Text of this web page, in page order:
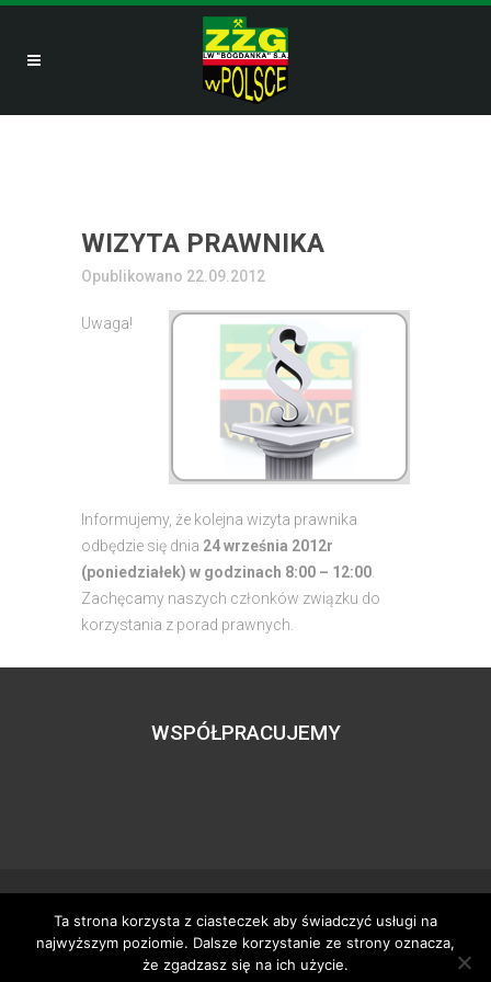
WIZYTA PRAWNIKA
Opublikowano 22.09.2012
Uwaga!
Informujemy, że kolejna wizyta prawnika
odbędzie się dnia 24 września 2012r
(poniedziałek) w godzinach 8:00 – 12:00
Zachęcamy naszych członków związku do
korzystania z porad prawnych.
WSPÓŁPRACUJEMY
Wszystkie prawa zastrzeżone – zzgbogdanka.pl
Dostosowanie:Tworzenie stron www– H5studio.pl
Ta strona korzysta z ciasteczek aby świadczyć usługi na
najwyższym poziomie. Dalsze korzystanie ze strony oznacza,
że zgadzasz się na ich użycie.